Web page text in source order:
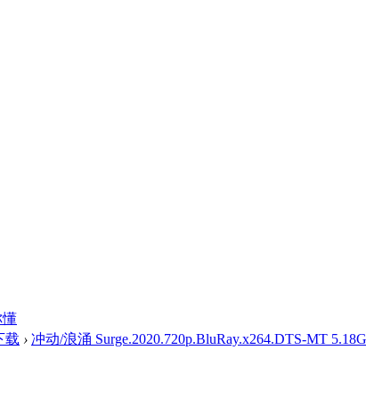
懂
载 › 冲动/浪涌 Surge.2020.720p.BluRay.x264.DTS-MT